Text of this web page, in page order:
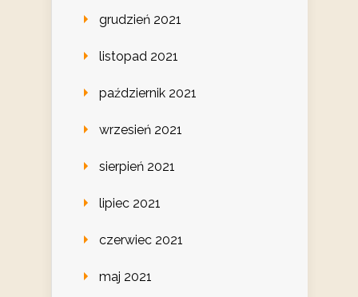
grudzień 2021
listopad 2021
październik 2021
wrzesień 2021
sierpień 2021
lipiec 2021
czerwiec 2021
maj 2021